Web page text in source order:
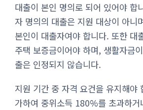
대출이 본인 명의로 되어 있어야 합
자 명의의 대출은 지원 대상이 아니
본인이 대출자여야 합니다. 또한 대
주택 보증금이어야 하며, 생활자금
출은 인정되지 않습니다.
지원 기간 중 자격 요건을 유지해야
가하여 중위소득 180%를 초과하거